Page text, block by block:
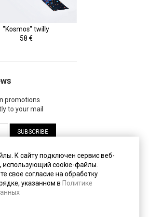
"Kosmos" twilly
58 €
promotions
to your mail
вы даете
своих персональных
К cайту подключен сервис веб-
использующий cookie-файлы.
свое согласие на обработку
указанном в Политике